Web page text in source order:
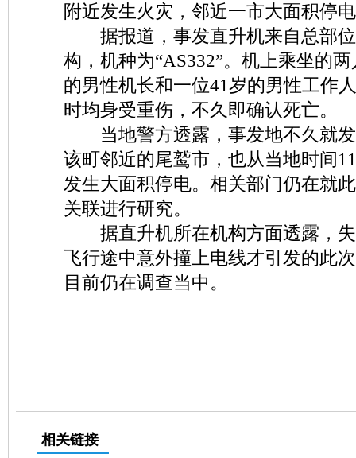
附近发生火灾，邻近一市大面积停
据报道，事发直升机来自总部位
构，机种为“AS332”。机上乘坐的
的男性机长和一位41岁的男性工作
时均身受重伤，不久即确认死亡。
当地警方透露，事发地不久就发
该町邻近的尾鹫市，也从当地时间
发生大面积停电。相关部门仍在就
关联进行研究。
据直升机所在机构方面透露，失
飞行途中意外撞上电线才引发的此
目前仍在调查当中。
相关链接